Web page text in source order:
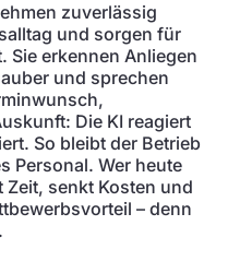
zuverlässig
und sorgen für
Sie erkennen Anliegen
und sprechen
Die KI reagiert
So bleibt der Betrieb
Personal. Wer heute
senkt Kosten und
– denn